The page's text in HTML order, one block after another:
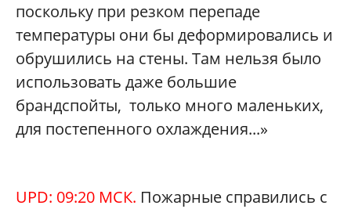
поскольку при резком перепаде
температуры они бы деформировались и
обрушились на стены. Там нельзя было
использовать даже большие
брандспойты, только много маленьких,
для постепенного охлаждения...»
UPD: 09:20 МСК. Пожарные справились с